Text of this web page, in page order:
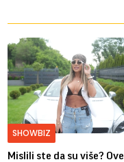
SHOWBIZ
Mislili ste da su više? Ove